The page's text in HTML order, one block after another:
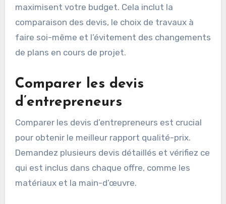
maximisent votre budget. Cela inclut la
comparaison des devis, le choix de travaux à
faire soi-même et l’évitement des changements
de plans en cours de projet.
Comparer les devis
d’entrepreneurs
Comparer les devis d’entrepreneurs est crucial
pour obtenir le meilleur rapport qualité-prix.
Demandez plusieurs devis détaillés et vérifiez ce
qui est inclus dans chaque offre, comme les
matériaux et la main-d’œuvre.